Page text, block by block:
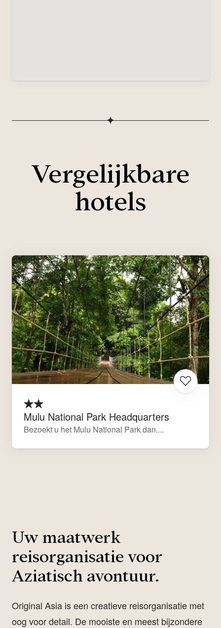
Vergelijkbare
hotels
Mulu National Park Headquarters
Bezoekt u het Mulu National Park dan....
Uw maatwerk
reisorganisatie voor
Aziatisch avontuur.
Original Asia is een creatieve reisorganisatie met
oog voor detail. De mooiste en meest bijzondere